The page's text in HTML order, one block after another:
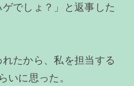
でしょ？」と返事した
たから、私を担当する
いに思った。